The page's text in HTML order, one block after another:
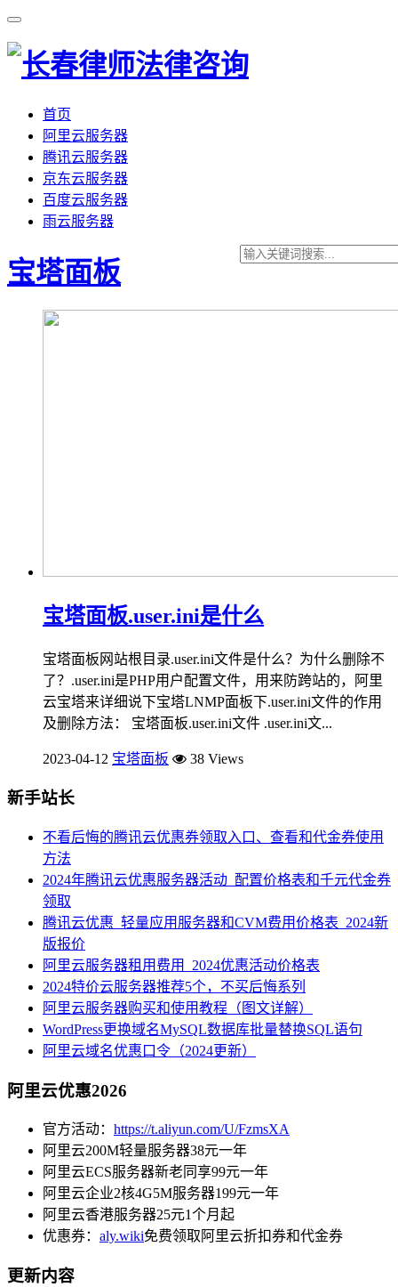
首页
阿里云服务器
腾讯云服务器
京东云服务器
百度云服务器
雨云服务器
宝塔面板
宝塔面板.user.ini是什么
宝塔面板网站根目录.user.ini文件是什么？为什么删除不
了？.user.ini是PHP用户配置文件，用来防跨站的，阿里
云宝塔来详细说下宝塔LNMP面板下.user.ini文件的作用
及删除方法： 宝塔面板.user.ini文件 .user.ini文...
2023-04-12 宝塔面板 38 Views
新手站长
不看后悔的腾讯云优惠券领取入口、查看和代金券使用
方法
2024年腾讯云优惠服务器活动_配置价格表和千元代金券
领取
腾讯云优惠_轻量应用服务器和CVM费用价格表_2024新
版报价
阿里云服务器租用费用_2024优惠活动价格表
2024特价云服务器推荐5个，不买后悔系列
阿里云服务器购买和使用教程（图文详解）
WordPress更换域名MySQL数据库批量替换SQL语句
阿里云域名优惠口令（2024更新）
阿里云优惠2026
官方活动： https://t.aliyun.com/U/FzmsXA
阿里云200M轻量服务器38元一年
阿里云ECS服务器新老同享99元一年
阿里云企业2核4G5M服务器199元一年
阿里云香港服务器25元1个月起
优惠券： aly.wiki免费领取阿里云折扣券和代金券
更新内容